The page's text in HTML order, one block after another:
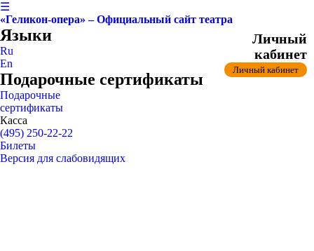
☰
«Геликон-опера» – Официальный сайт театра
Языки
Ru
En
Подарочные сертификаты
Подарочные
сертификаты
Касса
(495) 250-22-22
Личный
кабинет
Личный кабинет
Билеты
Версия для слабовидящих